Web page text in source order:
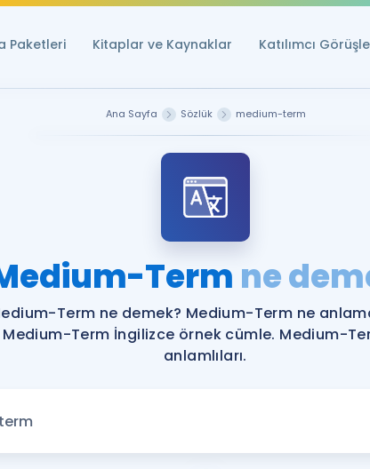
Paketleri Kitaplar ve Kaynaklar Katılımcı
Ücretsiz
YDS ve
YDS ve
Eğitim ve
Ana Sayfa Sözlük medium-term
Term ne
Term ne demek? Medium-Term ne
Medium-Term İngilizce örnek cümle. Medium-
anlamlıları.